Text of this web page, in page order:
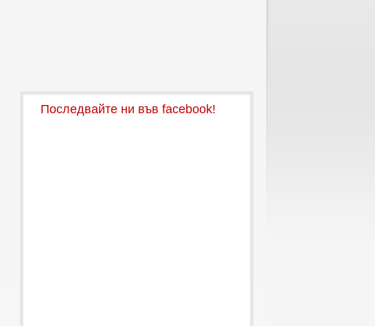
Последвайте ни във facebook!